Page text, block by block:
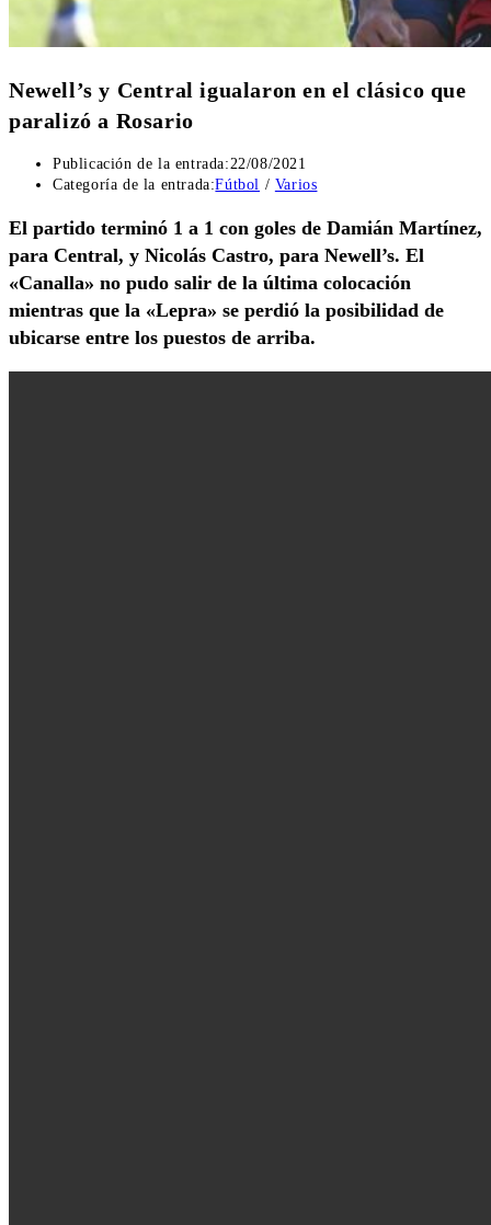
Newell’s y Central igualaron en el clásico que
paralizó a Rosario
Publicación de la entrada:22/08/2021
Categoría de la entrada:Fútbol / Varios
El partido terminó 1 a 1 con goles de Damián Martínez,
para Central, y Nicolás Castro, para Newell’s. El
«Canalla» no pudo salir de la última colocación
mientras que la «Lepra» se perdió la posibilidad de
ubicarse entre los puestos de arriba.